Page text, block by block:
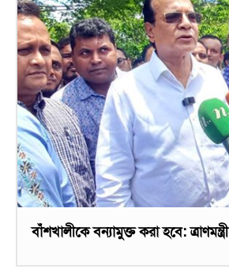
বাঁশখালীকে বন্যামুক্ত করা হবে: ত্রাণমন্ত্রী